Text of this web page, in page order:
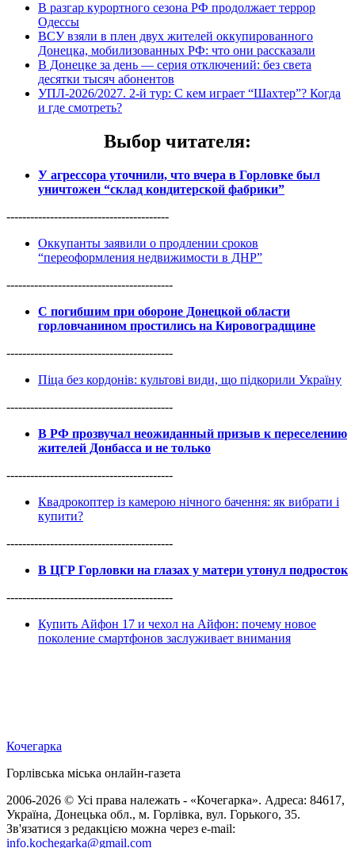
В разгар курортного сезона РФ продолжает террор
Одессы
ВСУ взяли в плен двух жителей оккупированного
Донецка, мобилизованных РФ: что они рассказали
В Донецке за день — серия отключений: без света
десятки тысяч абонентов
УПЛ-2026/2027. 2-й тур: С кем играет “Шахтер”? Когда
и где смотреть?
Выбор читателя:
У агрессора уточнили, что вчера в Горловке был
уничтожен “склад кондитерской фабрики”
-----------------------------------------
Оккупанты заявили о продлении сроков
“переоформления недвижимости в ДНР”
------------------------------------------
С погибшим при обороне Донецкой области
горловчанином простились на Кировоградщине
------------------------------------------
Піца без кордонів: культові види, що підкорили Україну
------------------------------------------
В РФ прозвучал неожиданный призыв к переселению
жителей Донбасса и не только
------------------------------------------
Квадрокоптер із камерою нічного бачення: як вибрати і
купити?
------------------------------------------
В ЦГР Горловки на глазах у матери утонул подросток
------------------------------------------
Купить Айфон 17 и чехол на Айфон: почему новое
поколение смартфонов заслуживает внимания
Кочегарка
Горлівська міська онлайн-газета
2006-2026 © Усі права належать - «Кочегарка». Адреса: 84617,
Україна, Донецька обл., м. Горлівка, вул. Горького, 35.
Зв'язатися з редакцією можна через e-mail:
info.kochegarka@gmail.com